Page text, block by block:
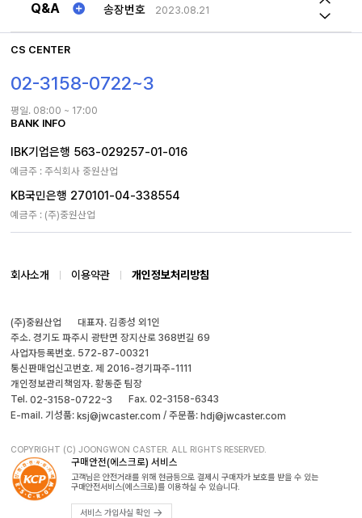
Q&A 송장번호 2023.08.21
CS CENTER
02-3158-0722~3
평일. 08:00 ~ 17:00
BANK INFO
IBK기업은행 563-029257-01-016
예금주 : 주식회사 중원산업
KB국민은행 270101-04-338554
예금주 : (주)중원산업
회사소개 이용약관 개인정보처리방침
(주)중원산업
대표자. 김종성 외1인
주소. 경기도 파주시 광탄면 장지산로 368번길 69
사업자등록번호. 572-87-00321
통신판매업신고번호. 제 2016-경기파주-1111
개인정보관리책임자. 황동준 팀장
Tel.02-3158-0722~3
Fax. 02-3158-6343
E-mail. 기성품:ksj@jwcaster.com / 주문품:hdj@jwcaster.com
COPYRIGHT (C) JOONGWON CASTER. ALL RIGHTS RESERVED.
구매안전(에스크로) 서비스
고객님은 안전거래를 위해 현금등으로 결제시 구매자가 보호를 받을 수 있는
구매안전서비스(에스크로)를 이용하실 수 있습니다.
서비스 가입사실 확인